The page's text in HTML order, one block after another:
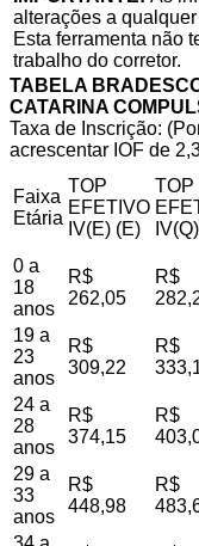
alterações a
Esta ferramenta não
trabalho do corretor.
TABELA
CATARINA
Taxa de Inscrição:
acrescentar IOF de
Faixa
Etária
TOP
EFETIVO
IV(E) (E)
TOP
0 a
18
anos
R$
262,05
R$
19 a
23
anos
R$
309,22
R$
24 a
28
anos
R$
374,15
R$
29 a
33
anos
R$
448,98
R$